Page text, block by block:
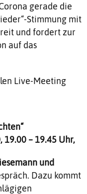
gerade die
Stimmung mit
und fordert zur
auf das
Live-Meeting
19.00 – 19.45 Uhr,
und
Dazu kommt